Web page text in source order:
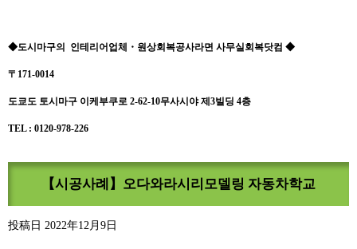
◆도시마구의 인테리어업체 ・ 원상회복공사라면 사무실회복닷컴 ◆
〒171-0014
도쿄도 토시마구 이케부쿠로 2-62-10무사시야 제3빌딩 4층
TEL : 0120-978-226
【시공사례】오다와라시리모델링 자동차학교
投稿日 2022年12月9日